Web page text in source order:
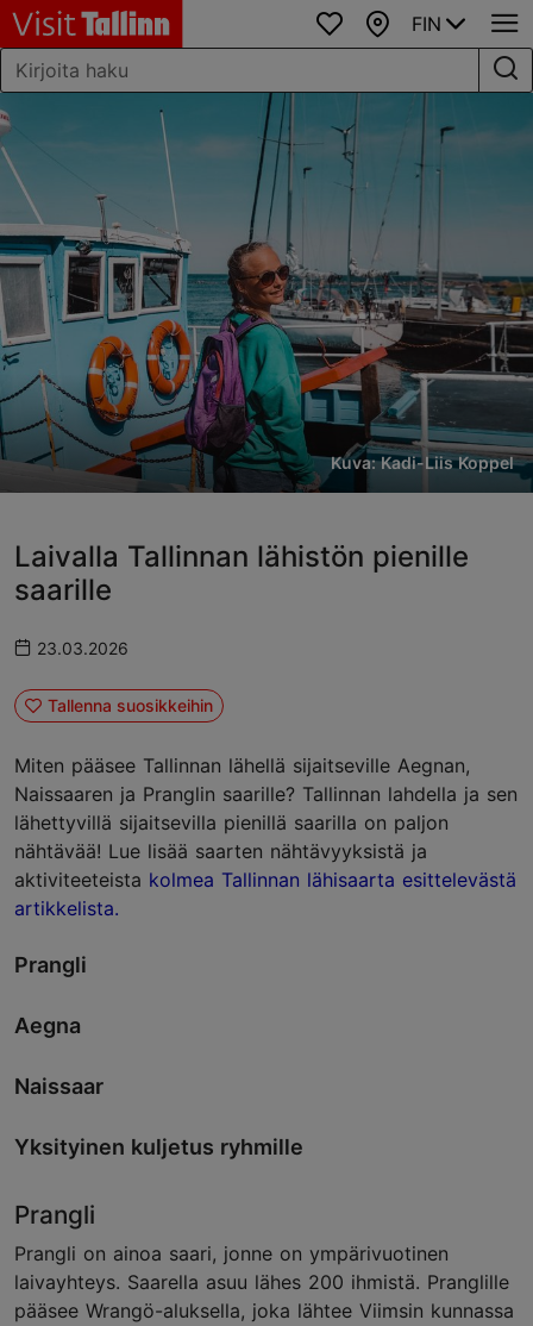
SuosikitKartta
FIN
Kuva: Kadi-Liis Koppel
Laivalla Tallinnan lähistön pienille
saarille
23.03.2026
Tallenna suosikkeihin
Miten pääsee Tallinnan lähellä sijaitseville Aegnan,
Naissaaren ja Pranglin saarille? Tallinnan lahdella ja sen
lähettyvillä sijaitsevilla pienillä saarilla on paljon
nähtävää! Lue lisää saarten nähtävyyksistä ja
aktiviteeteista kolmea Tallinnan lähisaarta esittelevästä
artikkelista.
Prangli
Aegna
Naissaar
Yksityinen kuljetus ryhmille
Prangli
Prangli on ainoa saari, jonne on ympärivuotinen
laivayhteys. Saarella asuu lähes 200 ihmistä. Pranglille
pääsee Wrangö-aluksella, joka lähtee Viimsin kunnassa